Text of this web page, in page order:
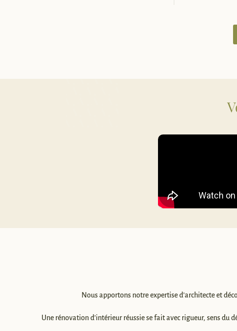
Nous apportons notre expertise d’architecte et
Une rénovation d’intérieur réussie se fait avec rigueur, sens